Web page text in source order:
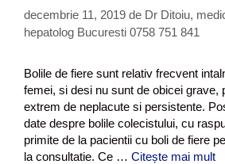
decembrie 11, 2019 de Dr Ditoiu,
hepatolog Bucuresti 0758 751 841
Bolile de fiere sunt relativ frecvent
femei, si desi nu sunt de obicei grave,
extrem de neplacute si persistente.
date despre bolile colecistului, cu
primite de la pacientii cu boli de fiere
la consultatie. Ce … Citește mai mult